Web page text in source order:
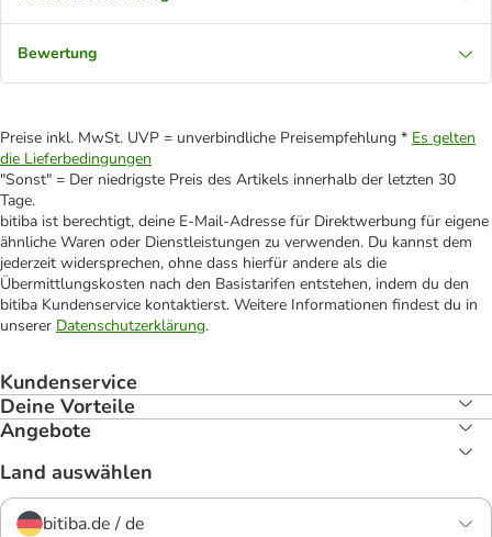
Bewertung
Preise inkl. MwSt. UVP = unverbindliche Preisempfehlung * Es gelten
die Lieferbedingungen
"Sonst" = Der niedrigste Preis des Artikels innerhalb der letzten 30
Tage.
bitiba ist berechtigt, deine E-Mail-Adresse für Direktwerbung für eigene
ähnliche Waren oder Dienstleistungen zu verwenden. Du kannst dem
jederzeit widersprechen, ohne dass hierfür andere als die
Übermittlungskosten nach den Basistarifen entstehen, indem du den
bitiba Kundenservice kontaktierst. Weitere Informationen findest du in
unserer Datenschutzerklärung.
Kundenservice
Deine Vorteile
Angebote
Land auswählen
bitiba.de / de